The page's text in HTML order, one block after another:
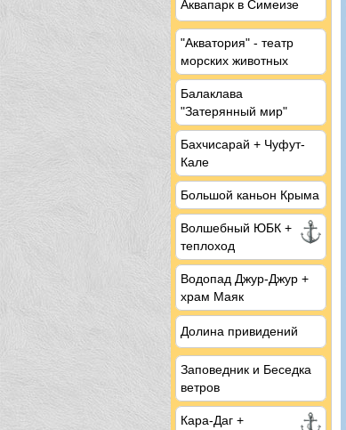
Аквапарк в Симеизе
"Акватория" - театр
морских животных
Балаклава
"Затерянный мир"
Бахчисарай + Чуфут-
Кале
Большой каньон Крыма
Волшебный ЮБК +
теплоход
Водопад Джур-Джур +
храм Маяк
Долина привидений
Заповедник и Беседка
ветров
Кара-Даг +